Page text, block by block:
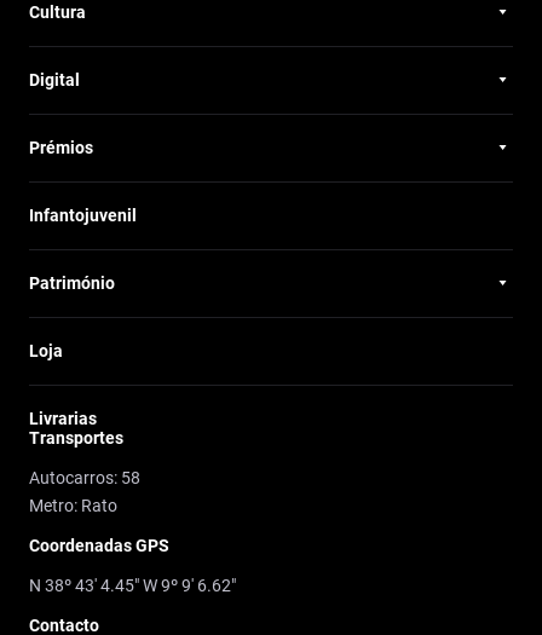
Cultura
Digital
Prémios
Infantojuvenil
Património
Loja
Livrarias
Transportes
Autocarros: 58
Metro: Rato
Coordenadas GPS
N 38º 43' 4.45" W 9º 9' 6.62"
Contacto